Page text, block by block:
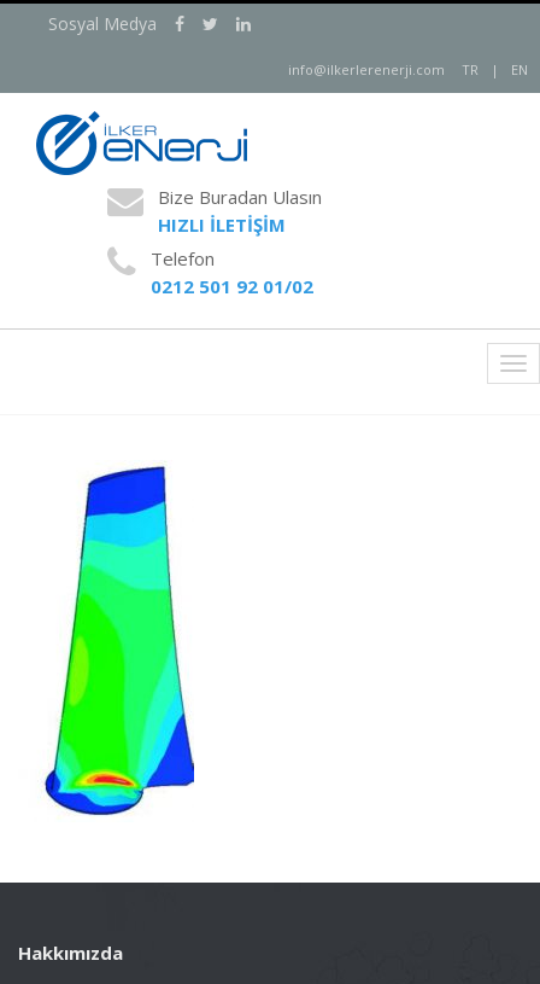
Sosyal Medya
info@ilkerlerenerji.com TR | EN
Bize Buradan Ulasın
HIZLI İLETİŞİM
Telefon
0212 501 92 01/02
Hakkımızda